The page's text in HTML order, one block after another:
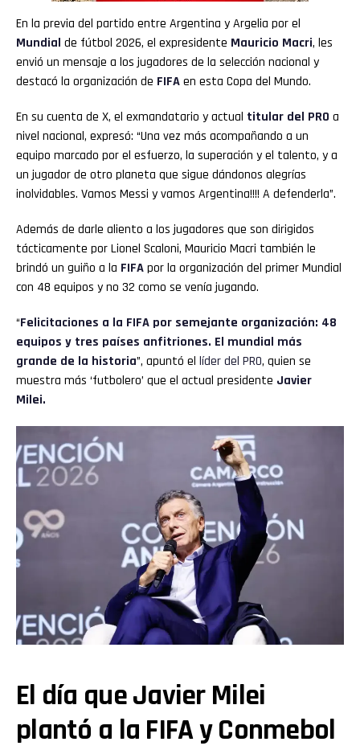
En la previa del partido entre Argentina y Argelia por el
Mundial de fútbol 2026, el expresidente Mauricio Macri, les
envió un mensaje a los jugadores de la selección nacional y
destacó la organización de FIFAen esta Copa del Mundo.
En su cuenta de X, el exmandatario y actual titular del PRO a
nivel nacional, expresó: “Una vez más acompañando a un
equipo marcado por el esfuerzo, la superación y el talento, y a
un jugador de otro planeta que sigue dándonos alegrías
inolvidables. Vamos Messi y vamos Argentina!!!! A defenderla”.
Además de darle aliento a los jugadores que son dirigidos
tácticamente por Lionel Scaloni, Mauricio Macri también le
brindó un guiño a la FIFApor la organización del primer Mundial
con 48 equipos y no 32 como se venía jugando.
“Felicitaciones a la FIFA por semejante organización: 48
equipos y tres países anfitriones. El mundial más
grande de la historia”, apuntó el líder del PRO, quien se
muestra más ‘futbolero’ que el actual presidente Javier
Milei.
El día que Javier Milei
plantó a la FIFA y Conmebol